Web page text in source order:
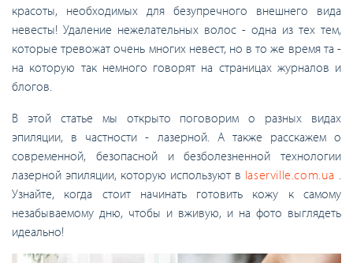
красоты, необходимых для безупречного внешнего вида
невесты! Удаление нежелательных волос - одна из тех тем,
которые тревожат очень многих невест, но в то же время та -
на которую так немного говорят на страницах журналов и
блогов.
В этой статье мы открыто поговорим о разных видах
эпиляции, в частности - лазерной. А также расскажем о
современной, безопасной и безболезненной технологии
лазерной эпиляции, которую используют в laserville.com.ua .
Узнайте, когда стоит начинать готовить кожу к самому
незабываемому дню, чтобы и вживую, и на фото выглядеть
идеально!